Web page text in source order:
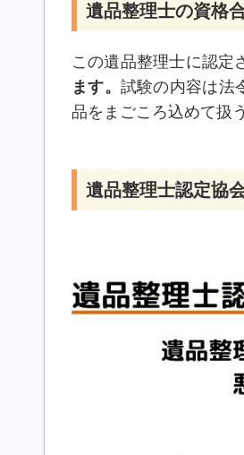
遺品整理士の資格
この遺品整理士に認定
ます。 試験の内容は法
品をまごころ込めて扱
遺品整理士認定協